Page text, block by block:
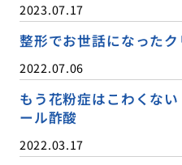
2023.07.17
整形でお世話になったク
2022.07.06
もう花粉症はこわくな
ール酢酸
2022.03.17